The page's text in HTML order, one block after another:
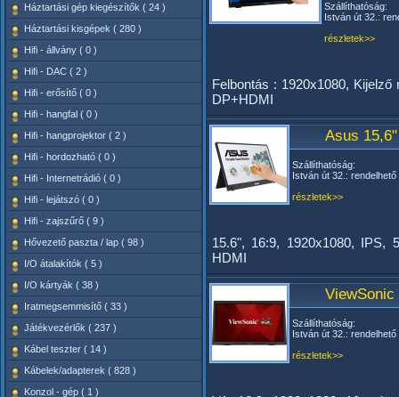
Háztartási gép kiegészítők ( 24 )
Háztartási kisgépek ( 280 )
Hifi - állvány ( 0 )
Hifi - DAC ( 2 )
Hifi - erősítő ( 0 )
Hifi - hangfal ( 0 )
Hifi - hangprojektor ( 2 )
Hifi - hordozható ( 0 )
Hifi - Internetrádió ( 0 )
Hifi - lejátszó ( 0 )
Hifi - zajszűrő ( 9 )
Hővezető paszta / lap ( 98 )
I/O átalakítók ( 5 )
I/O kártyák ( 38 )
Iratmegsemmisítő ( 33 )
Játékvezérlők ( 237 )
Kábel teszter ( 14 )
Kábelek/adapterek ( 828 )
Konzol - gép ( 1 )
Szállíthatóság:
István út 32.:
részletek>>
Felbontás : 1920x1080,
DP+HDMI
Asus
Szállíthatóság:
István út 32.: rendelhető
részletek>>
15.6", 16:9, 1920x1080, IPS,
HDMI
ViewSonic
Szállíthatóság:
István út 32.: rendelhető
részletek>>